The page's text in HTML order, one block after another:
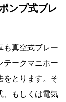
ンプ式ブレ
も真空式ブレー
テークマニホー
をとります。そ
、もしくは電気